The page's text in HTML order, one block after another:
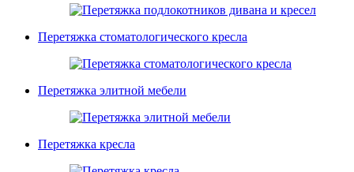
Перетяжка стоматологического кресла
Перетяжка элитной мебели
Перетяжка кресла